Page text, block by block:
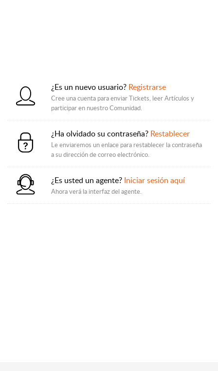
¿Es un nuevo usuario? Registrarse
Cree una cuenta para enviar Tickets, leer Artículos y
participar en nuestro Comunidad.
¿Ha olvidado su contraseña? Restablecer
Le enviaremos un enlace para restablecer la contraseña
a su dirección de correo electrónico.
¿Es usted un agente? Iniciar sesión aquí
Ahora verá la interfaz del agente.